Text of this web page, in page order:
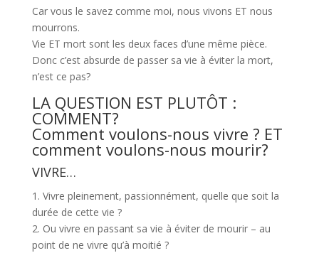
Car vous le savez comme moi, nous vivons ET nous
mourrons.
Vie ET mort sont les deux faces d’une même pièce.
Donc c’est absurde de passer sa vie à éviter la mort,
n’est ce pas?
LA QUESTION EST PLUTÔT :
COMMENT?
Comment voulons-nous vivre ? ET
comment voulons-nous mourir?
VIVRE…
1. Vivre pleinement, passionnément, quelle que soit la
durée de cette vie ?
2. Ou vivre en passant sa vie à éviter de mourir – au
point de ne vivre qu’à moitié ?